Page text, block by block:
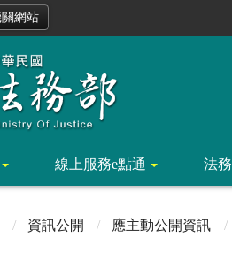
網站
線上服務e點通 法
資訊公開 應主動公開資訊